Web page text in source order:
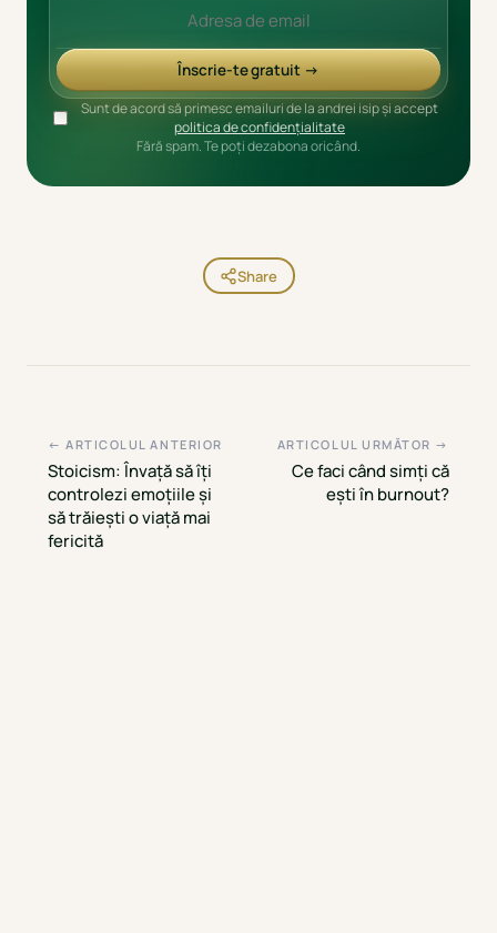
Înscrie-te gratuit →
Sunt de acord să primesc emailuri de la andrei isip și accept
politica de confidențialitate
Fără spam. Te poți dezabona oricând.
Share
← ARTICOLUL ANTERIOR
Stoicism: Învață să îți
controlezi emoțiile și
să trăiești o viață mai
fericită
ARTICOLUL URMĂTOR →
Ce faci când simți că
ești în burnout?